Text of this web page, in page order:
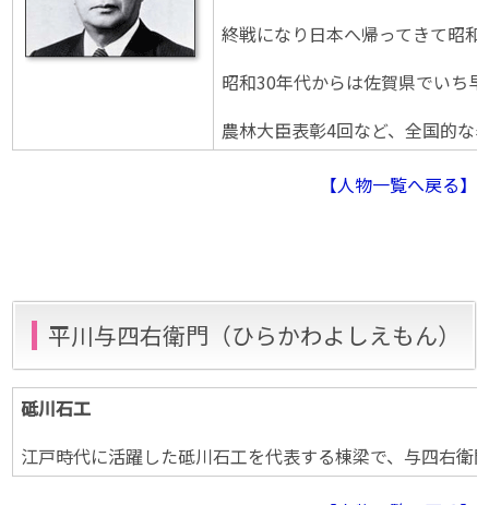
終戦になり日本へ帰ってきて昭
昭和30年代からは佐賀県でいち
農林大臣表彰4回など、全国的な
【人物一覧へ戻る】
平川与四右衛門（ひらかわよしえもん）
砥川石工
江戸時代に活躍した砥川石工を代表する棟梁で、与四右